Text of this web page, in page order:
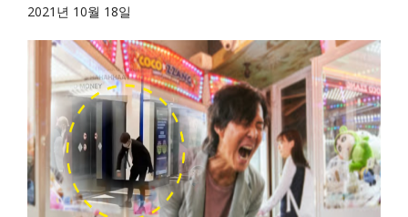
2021년 10월 18일